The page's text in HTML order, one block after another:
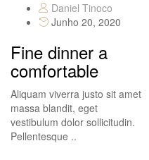
Daniel Tinoco
Junho 20, 2020
Fine dinner a
comfortable
Aliquam viverra justo sit amet
massa blandit, eget
vestibulum dolor sollicitudin.
Pellentesque ..